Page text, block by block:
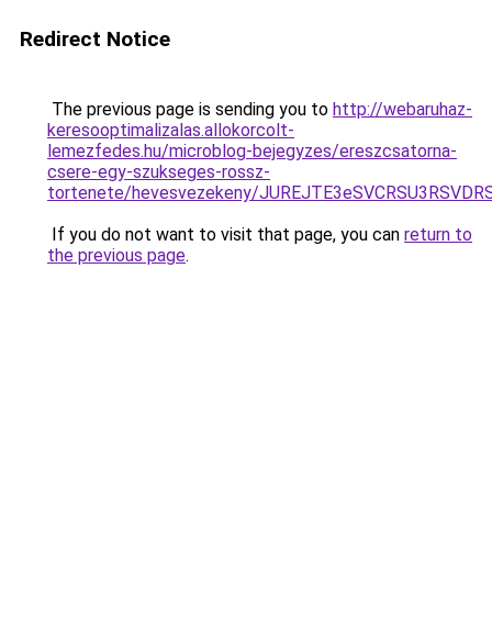
Redirect Notice
The previous page is sending you to http://webaruhaz-
keresooptimalizalas.allokorcolt-
lemezfedes.hu/microblog-bejegyzes/ereszcsatorna-
csere-egy-szukseges-rossz-
tortenete/hevesvezekeny/
If you do not want to visit that page, you can return to
the previous page.